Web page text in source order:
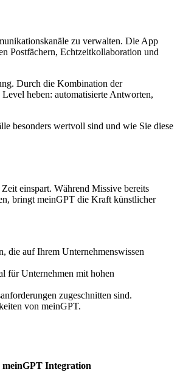
zu verwalten. Die App
Postfächern, Echtzeitkollaboration und
Durch die Kombination der
heben: automatisierte Antworten,
besonders wertvoll sind und wie Sie diese
einspart. Während Missive bereits
bringt meinGPT die Kraft künstlicher
die auf Ihrem Unternehmenswissen
für Unternehmen mit hohen
zugeschnitten sind.
von meinGPT.
meinGPT Integration